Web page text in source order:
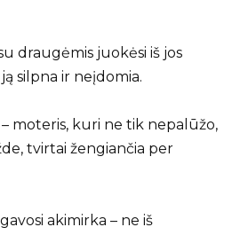
draugėmis juokėsi iš jos
silpna ir neįdomia.
moteris, kuri ne tik nepalūžo,
tvirtai žengiančia per
akimirka – ne iš